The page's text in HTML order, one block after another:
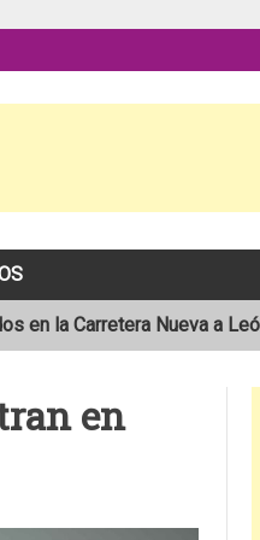
en la Carretera Nueva a
por debajo de lo
en